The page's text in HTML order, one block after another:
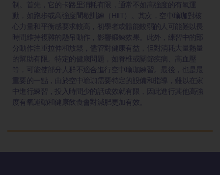
制。首先，它的卡路里消耗有限，通常不如高強度的有氧運
動，如跑步或高強度間歇訓練（HIIT）。其次，空中瑜珈對核
心力量和平衡感要求較高，初學者或體能較弱的人可能難以長
時間維持複雜的懸吊動作，影響鍛鍊效果。此外，練習中的部
分動作注重拉伸和放鬆，儘管對健康有益，但對消耗大量熱量
的幫助有限。特定的健康問題，如脊椎或關節疾病、高血壓
等，可能使部分人群不適合進行空中瑜珈練習。最後，也是最
重要的一點，由於空中瑜珈需要特定的設備和指導，難以在家
中進行練習，投入時間少的話成效就有限，因此進行其他高強
度有氧運動和健康飲食會對減肥更加有效。